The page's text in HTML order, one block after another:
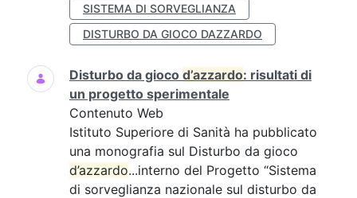
SISTEMA DI SORVEGLIANZA
DISTURBO DA GIOCO DAZZARDO
Disturbo da gioco d’azzardo: risultati di
un progetto sperimentale
Contenuto Web
Istituto Superiore di Sanità ha pubblicato
una monografia sul Disturbo da gioco
d’azzardo...interno del Progetto “Sistema
di sorveglianza nazionale sul disturbo da